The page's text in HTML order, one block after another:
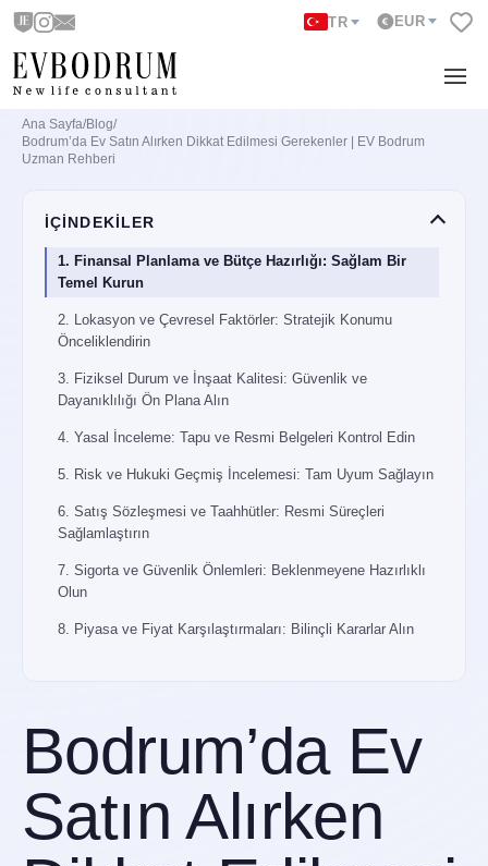
TR EUR
Ana Sayfa/Blog/
Bodrum’da Ev Satın Alırken Dikkat Edilmesi Gerekenler | EV Bodrum
Uzman Rehberi
Bodrum’da Ev
Satın Alırken
İÇİNDEKİLER
1. Finansal Planlama ve Bütçe Hazırlığı: Sağlam Bir
Temel Kurun
2. Lokasyon ve Çevresel Faktörler: Stratejik Konumu
Önceliklendirin
3. Fiziksel Durum ve İnşaat Kalitesi: Güvenlik ve
Dayanıklılığı Ön Plana Alın
4. Yasal İnceleme: Tapu ve Resmi Belgeleri Kontrol Edin
5. Risk ve Hukuki Geçmiş İncelemesi: Tam Uyum Sağlayın
6. Satış Sözleşmesi ve Taahhütler: Resmi Süreçleri
Sağlamlaştırın
7. Sigorta ve Güvenlik Önlemleri: Beklenmeyene Hazırlıklı
Olun
8. Piyasa ve Fiyat Karşılaştırmaları: Bilinçli Kararlar Alın
Bodrum’da Ev Satın Alırken